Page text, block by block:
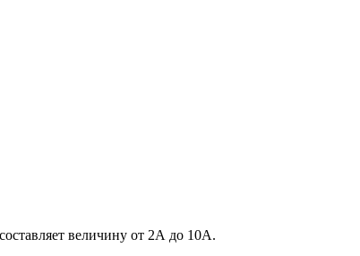
величину от 2А до 10A.